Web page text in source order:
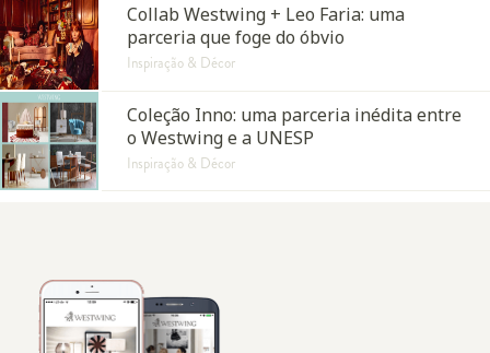
Collab Westwing + Leo Faria: uma
parceria que foge do óbvio
Inspiração & Décor
Coleção Inno: uma parceria inédita entre
o Westwing e a UNESP
Inspiração & Décor